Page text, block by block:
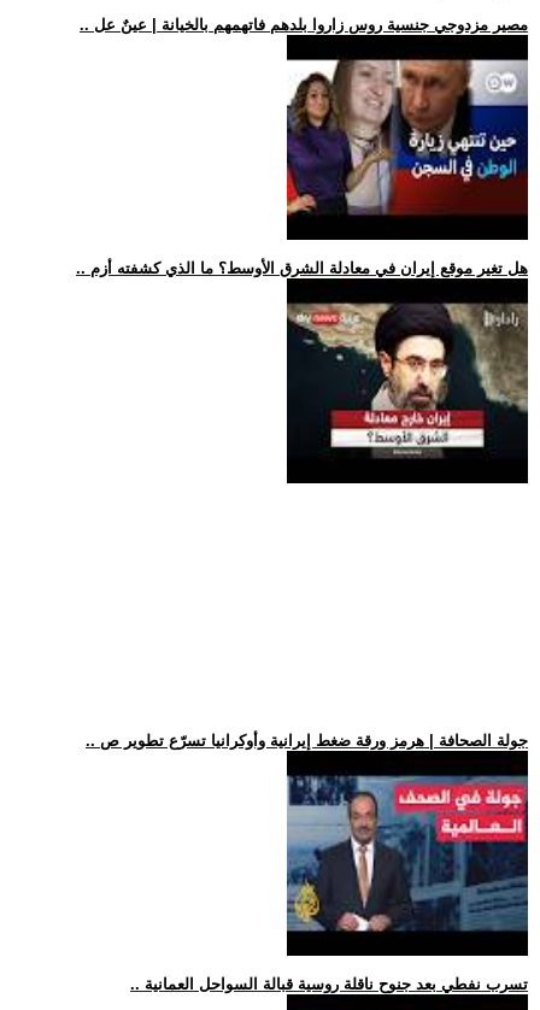
.. مصير مزدوجي جنسية روس زاروا بلدهم فاتهمهم بالخيانة | عينٌ عل
.. هل تغير موقع إيران في معادلة الشرق الأوسط؟ ما الذي كشفته أزم
.. جولة الصحافة | هرمز ورقة ضغط إيرانية وأوكرانيا تسرّع تطوير ص
.. تسرب نفطي بعد جنوح ناقلة روسية قبالة السواحل العمانية